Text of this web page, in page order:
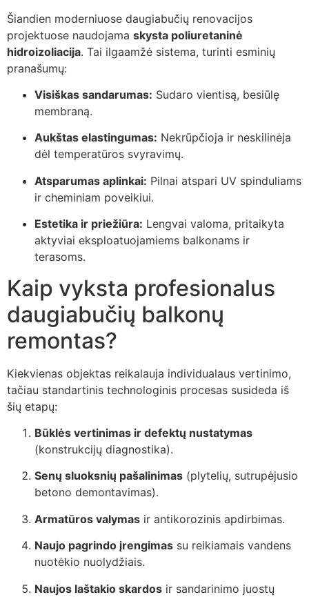
Šiandien moderniuose daugiabučių renovacijos
projektuose naudojama skysta poliuretaninė
hidroizoliacija. Tai ilgaamžė sistema, turinti esminių
pranašumų:
Visiškas sandarumas: Sudaro vientisą, besiūlę
membraną.
Aukštas elastingumas: Nekrūpčioja ir neskilinėja
dėl temperatūros svyravimų.
Atsparumas aplinkai: Pilnai atspari UV spinduliams
ir cheminiam poveikiui.
Estetika ir priežiūra: Lengvai valoma, pritaikyta
aktyviai eksploatuojamiems balkonams ir
terasoms.
Kaip vyksta profesionalus
daugiabučių balkonų
remontas?
Kiekvienas objektas reikalauja individualaus vertinimo,
tačiau standartinis technologinis procesas susideda iš
šių etapų:
Būklės vertinimas ir defektų nustatymas
(konstrukcijų diagnostika).
Senų sluoksnių pašalinimas (plytelių, sutrupėjusio
betono demontavimas).
Armatūros valymas ir antikorozinis apdirbimas.
Naujo pagrindo įrengimas su reikiamais vandens
nuotėkio nuolydžiais.
Naujos laštakio skardos ir sandarinimo juostų